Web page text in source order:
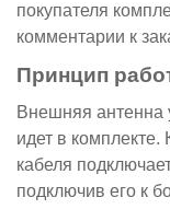
покупателя
комментарии к
Принцип
Внешняя антенна
идет в
кабеля
подключив его к